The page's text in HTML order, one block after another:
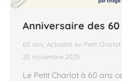
Anniversaire des 60
60 ans Actualité Au Petit Charlot
20 novembre 2025
Le Petit Charlot à 60 ans